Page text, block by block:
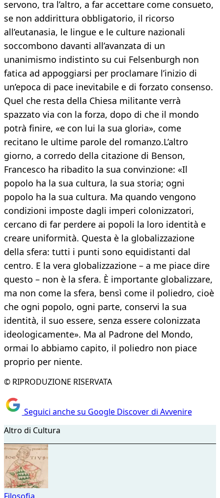
servono, tra l’altro, a far accettare come consueto,
se non addirittura obbligatorio, il ricorso
all’eutanasia, le lingue e le culture nazionali
soccombono davanti all’avanzata di un
unanimismo indistinto su cui Felsenburgh non
fatica ad appoggiarsi per proclamare l’inizio di
un’epoca di pace inevitabile e di forzato consenso.
Quel che resta della Chiesa militante verrà
spazzato via con la forza, dopo di che il mondo
potrà finire, «e con lui la sua gloria», come
recitano le ultime parole del romanzo.L’altro
giorno, a corredo della citazione di Benson,
Francesco ha ribadito la sua convinzione: «Il
popolo ha la sua cultura, la sua storia; ogni
popolo ha la sua cultura. Ma quando vengono
condizioni imposte dagli imperi colonizzatori,
cercano di far perdere ai popoli la loro identità e
creare uniformità. Questa è la globalizzazione
della sfera: tutti i punti sono equidistanti dal
centro. E la vera globalizzazione – a me piace dire
questo – non è la sfera. È importante globalizzare,
ma non come la sfera, bensì come il poliedro, cioè
che ogni popolo, ogni parte, conservi la sua
identità, il suo essere, senza essere colonizzata
ideologicamente». Ma al Padrone del Mondo,
ormai lo abbiamo capito, il poliedro non piace
proprio per niente.
© RIPRODUZIONE RISERVATA
Seguici anche su Google Discover di Avvenire
Altro di Cultura